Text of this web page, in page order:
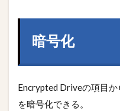
暗号化
Encrypted Driveの項目
を暗号化できる。